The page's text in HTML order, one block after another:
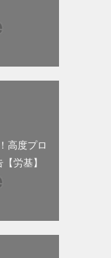
高度プロ
労基】